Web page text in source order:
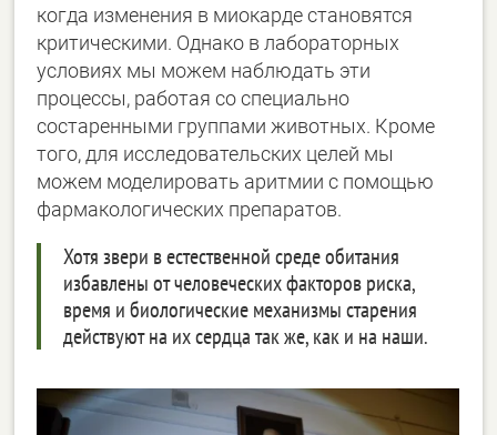
когда изменения в миокарде становятся
критическими. Однако в лабораторных
условиях мы можем наблюдать эти
процессы, работая со специально
состаренными группами животных. Кроме
того, для исследовательских целей мы
можем моделировать аритмии с помощью
фармакологических препаратов.
Хотя звери в естественной среде обитания
избавлены от человеческих факторов риска,
время и биологические механизмы старения
действуют на их сердца так же, как и на наши.